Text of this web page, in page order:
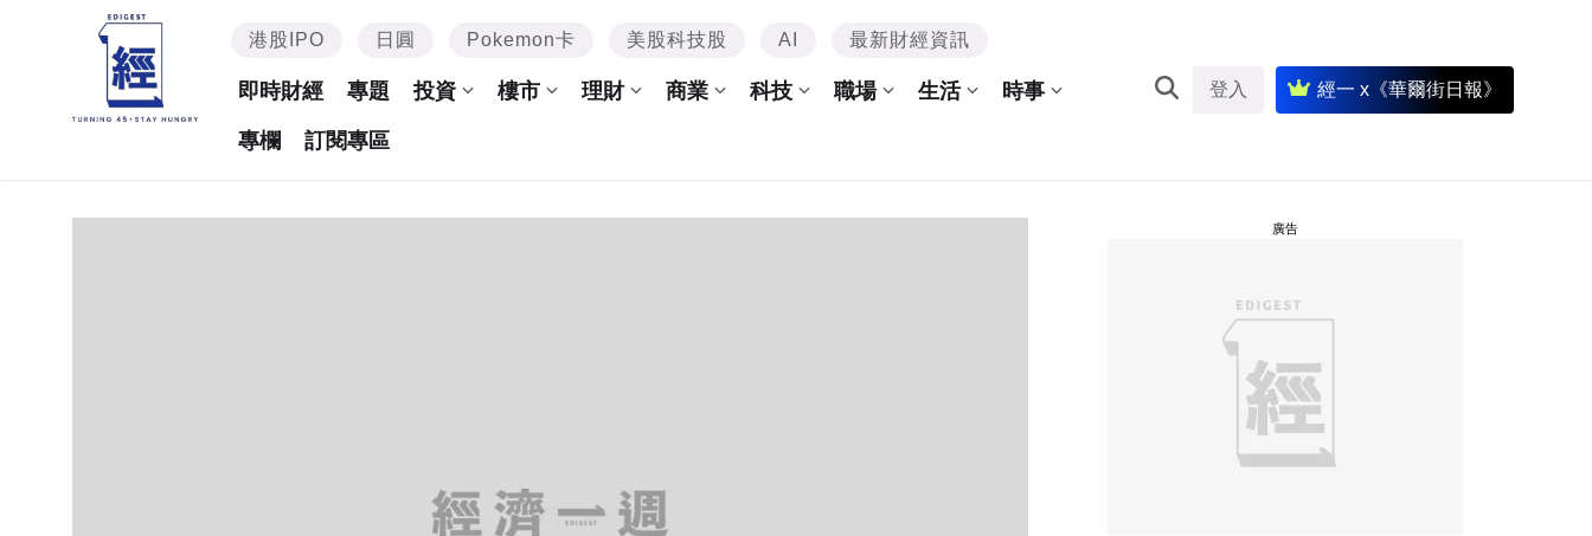
港股IPO 日圓 Pokemon卡 美股科技股 AI 最新財經資訊
即時財經 專題 投資 樓市 理財 商業 科技 職場 生活 時事
專欄 訂閱專區
登入 經一 x《華爾街日報》
廣告